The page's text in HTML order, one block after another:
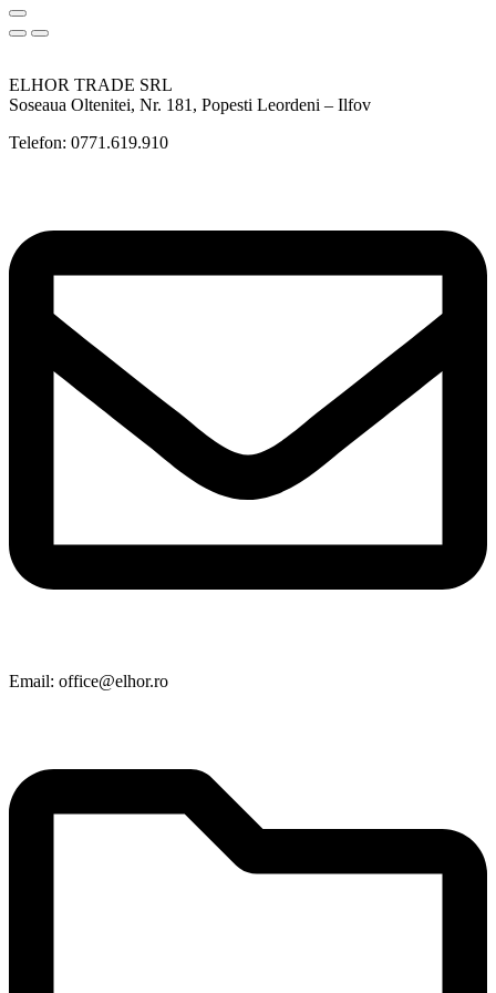
ELHOR TRADE SRL
Soseaua Oltenitei, Nr. 181, Popesti Leordeni – Ilfov
Telefon: 0771.619.910
Email: office@elhor.ro